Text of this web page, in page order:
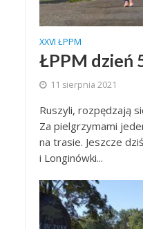
XXVI ŁPPM
ŁPPM dzień
11 sierpnia 2021
Ruszyli, rozpędzają
Za pielgrzymami
na trasie. Jeszcze
i Longinówki...